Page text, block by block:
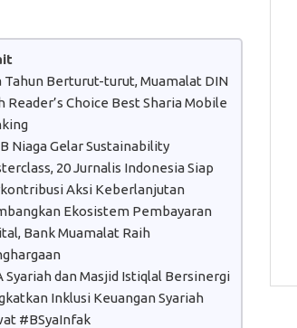
Tahun Berturut-turut, Muamalat DIN
Reader’s Choice Best Sharia Mobile
Niaga Gelar Sustainability
20 Jurnalis Indonesia Siap
Aksi Keberlanjutan
Ekosistem Pembayaran
Bank Muamalat Raih
Syariah dan Masjid Istiqlal Bersinergi
Inklusi Keuangan Syariah
#BSyaInfak